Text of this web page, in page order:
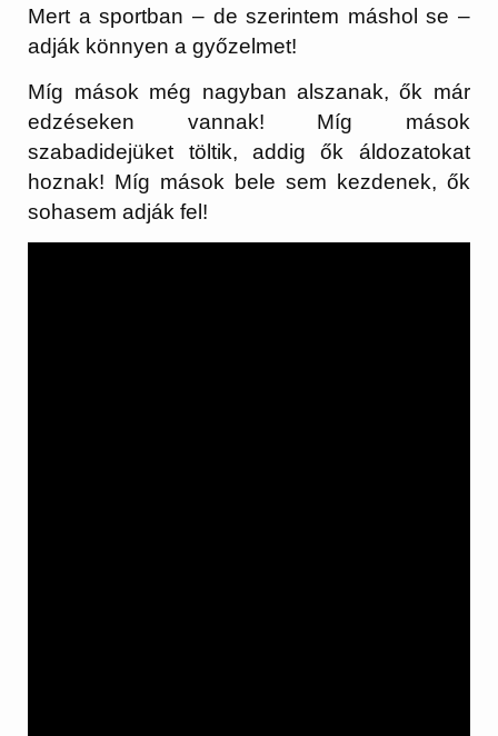
Mert a sportban – de szerintem máshol se –
adják könnyen a győzelmet!
Míg mások még nagyban alszanak, ők már
edzéseken vannak! Míg mások
szabadidejüket töltik, addig ők áldozatokat
hoznak! Míg mások bele sem kezdenek, ők
sohasem adják fel!